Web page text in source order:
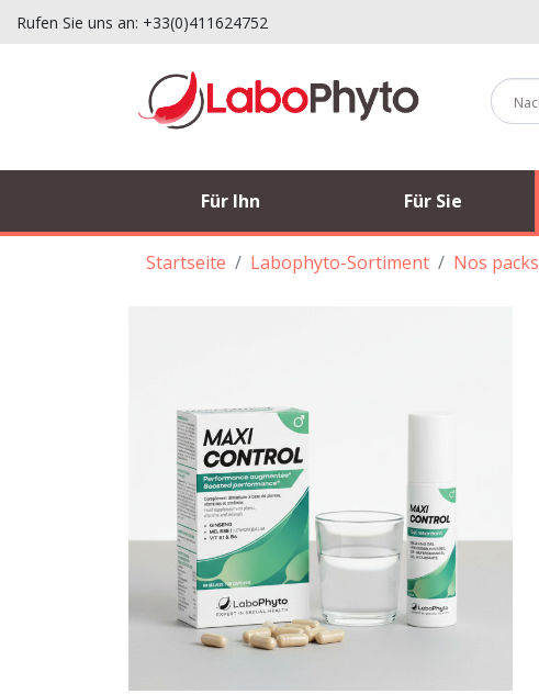
Rufen Sie uns an: +33(0)411624752
Für Ihn Für Sie
Startseite Labophyto-Sortiment Nos packs